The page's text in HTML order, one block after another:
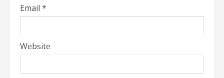
Email *
Website